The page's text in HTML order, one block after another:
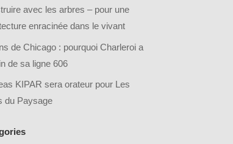
avec les arbres – pour une
enracinée dans le vivant
de Chicago : pourquoi Charleroi a
de sa ligne 606
KIPAR sera orateur pour Les
du Paysage